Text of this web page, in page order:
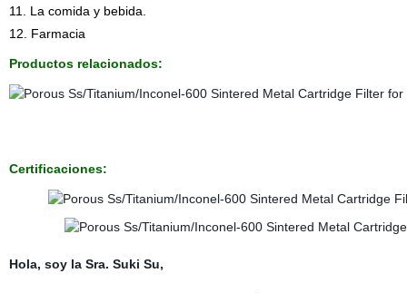
11. La comida y bebida.
12. Farmacia
Productos relacionados:
Certificaciones:
Hola, soy la Sra. Suki Su,